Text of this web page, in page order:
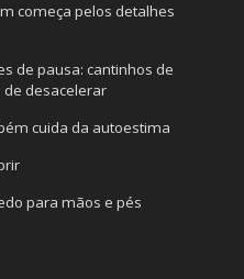
começa pelos detalhes
de pausa: cantinhos de
de desacelerar
cuida da autoestima
para mãos e pés